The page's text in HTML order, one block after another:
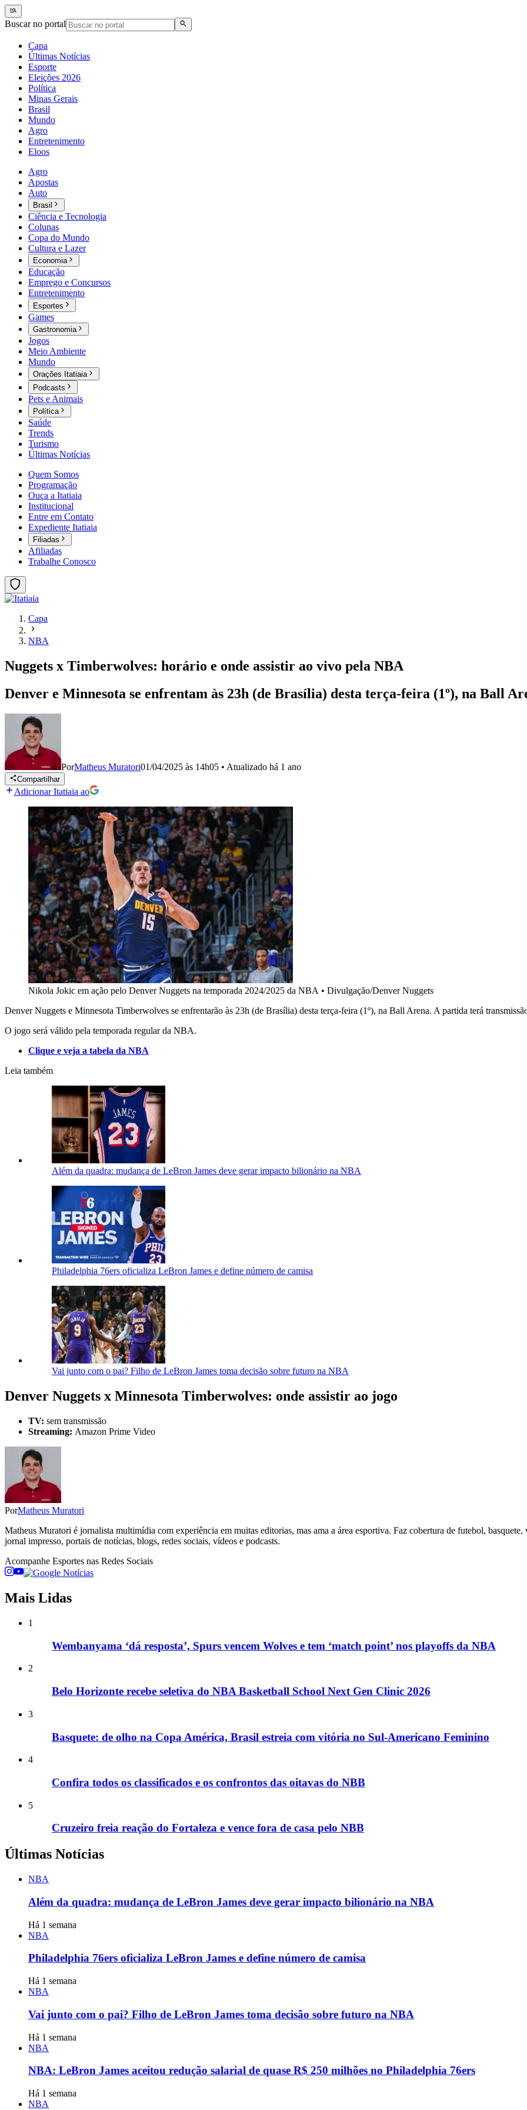
Buscar no portal
Capa
Últimas Notícias
Esporte
Eleições 2026
Política
Minas Gerais
Brasil
Mundo
Agro
Entretenimento
Eloos
Agro
Apostas
Auto
Brasil
Ciência e Tecnologia
Colunas
Copa do Mundo
Cultura e Lazer
Economia
Educação
Emprego e Concursos
Entretenimento
Esportes
Games
Gastronomia
Jogos
Meio Ambiente
Mundo
Orações Itatiaia
Podcasts
Pets e Animais
Política
Saúde
Trends
Turismo
Últimas Notícias
Quem Somos
Programação
Ouça a Itatiaia
Institucional
Entre em Contato
Expediente Itatiaia
Filiadas
Afiliadas
Trabalhe Conosco
Capa
NBA
Nuggets x Timberwolves: horário e onde assistir ao vivo pela NBA
Denver e Minnesota se enfrentam às 23h (de Brasília) desta terça-feira (1º), na Ball
PorMatheus Muratori01/04/2025 às 14h05 • Atualizado há 1 ano
Compartilhar
Adicionar Itatiaia ao
Nikola Jokic em ação pelo Denver Nuggets na temporada 2024/2025 da NBA • Divulgação/Denver Nuggets
Denver Nuggets e Minnesota Timberwolves se enfrentarão às 23h (de Brasília) desta terça-feira (1º), na Ball Arena. A partida terá
O jogo será válido pela temporada regular da NBA.
Clique e veja a tabela da NBA
Leia também
Além da quadra: mudança de LeBron James deve gerar impacto bilionário na NBA
Philadelphia 76ers oficializa LeBron James e define número de camisa
Vai junto com o pai? Filho de LeBron James toma decisão sobre futuro na NBA
Denver Nuggets x Minnesota Timberwolves: onde assistir ao jogo
TV: sem transmissão
Streaming: Amazon Prime Video
PorMatheus Muratori
Matheus Muratori é jornalista multimídia com experiência em muitas editorias, mas ama a área esportiva. Faz cobertura de futebol,
jornal impresso, portais de notícias, blogs, redes sociais, vídeos e podcasts.
Acompanhe Esportes nas Redes Sociais
Mais Lidas
1
Wembanyama ‘dá resposta’, Spurs vencem Wolves e tem ‘match point’ nos playoffs da NBA
2
Belo Horizonte recebe seletiva do NBA Basketball School Next Gen Clinic 2026
3
Basquete: de olho na Copa América, Brasil estreia com vitória no Sul-Americano Feminino
4
Confira todos os classificados e os confrontos das oitavas do NBB
5
Cruzeiro freia reação do Fortaleza e vence fora de casa pelo NBB
Últimas Notícias
NBA
Além da quadra: mudança de LeBron James deve gerar impacto bilionário na NBA
Há 1 semana
NBA
Philadelphia 76ers oficializa LeBron James e define número de camisa
Há 1 semana
NBA
Vai junto com o pai? Filho de LeBron James toma decisão sobre futuro na NBA
Há 1 semana
NBA
NBA: LeBron James aceitou redução salarial de quase R$ 250 milhões no Philadelphia 76ers
Há 1 semana
NBA